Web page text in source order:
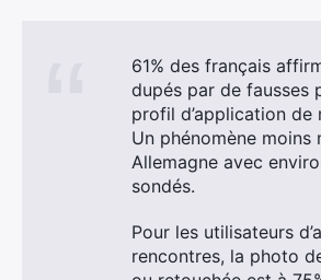
61% des français
dupés par de fausses
profil d’application de
Un phénomène moins
Allemagne avec
sondés.
Pour les utilisateurs
rencontres, la photo